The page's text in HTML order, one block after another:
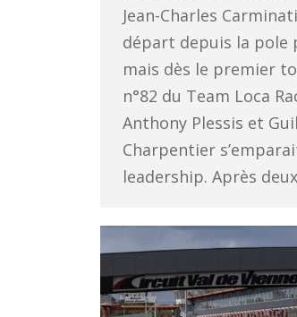
Jean-Charles
départ depuis la pole
mais dès le premier
n°82 du Team Loca
Anthony Plessis et
Charpentier
leadership. Après